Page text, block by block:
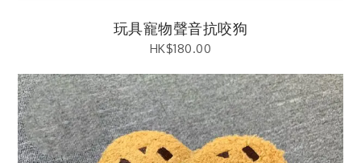
玩具寵物聲音抗咬狗
HK$180.00